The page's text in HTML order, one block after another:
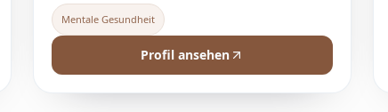
Mentale Gesundheit
Profil ansehen